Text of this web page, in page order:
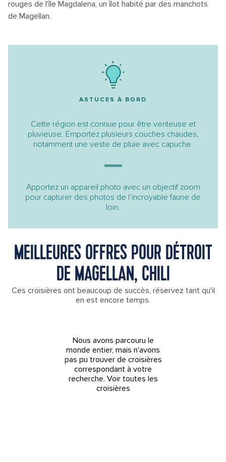
rouges de l'île Magdalena, un îlot habité par des manchots
de Magellan.
ASTUCES À BORD
Cette région est connue pour être venteuse et
pluvieuse. Emportez plusieurs couches chaudes,
notamment une veste de pluie avec capuche.
Apportez un appareil photo avec un objectif zoom
pour capturer des photos de l’incroyable faune de
loin.
MEILLEURES OFFRES POUR DÉTROIT
DE MAGELLAN, CHILI
Ces croisières ont beaucoup de succès, réservez tant qu'il
en est encore temps.
Nous avons parcouru le
monde entier, mais n'avons
pas pu trouver de croisières
correspondant à votre
recherche. Voir toutes les
croisières